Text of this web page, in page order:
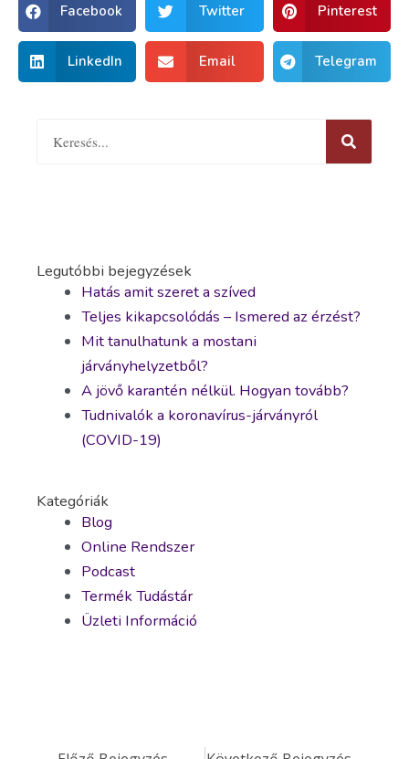
Facebook Twitter Pinterest
LinkedIn Email Telegram
Legutóbbi bejegyzések
Hatás amit szeret a szíved
Teljes kikapcsolódás – Ismered az érzést?
Mit tanulhatunk a mostani
járványhelyzetből?
A jövő karantén nélkül. Hogyan tovább?
Tudnivalók a koronavírus-járványról
(COVID-19)
Kategóriák
Blog
Online Rendszer
Podcast
Termék Tudástár
Üzleti Információ